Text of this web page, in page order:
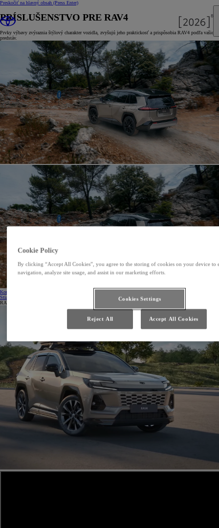
Preskočiť na hlavný obsah (Press Enter)
PRÍSLUŠENSTVO PRE RAV4
Prvky výbavy zvýraznia štýlový charakter vozidla, zvyšujú jeho praktickosť a prispôsobia RAV4 podľa vašich
predstáv.
Kontaktovať predajcu
Stiahnuť cenník
RAV4 NG
Cookie Policy
By clicking “Accept All Cookies”, you agree to the storing of cookies on your device to
navigation, analyze site usage, and assist in our marketing efforts.
Cookies Settings
Reject All Accept All Cookies